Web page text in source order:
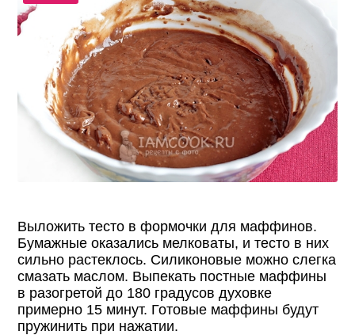
Выложить тесто в формочки для маффинов.
Бумажные оказались мелковаты, и тесто в них
сильно растеклось. Силиконовые можно слегка
смазать маслом. Выпекать постные маффины
в разогретой до 180 градусов духовке
примерно 15 минут. Готовые маффины будут
пружинить при нажатии.